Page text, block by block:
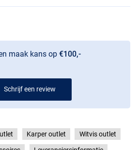
maak kans op €100,-
Schrijf een review
Karper outlet Witvis outlet